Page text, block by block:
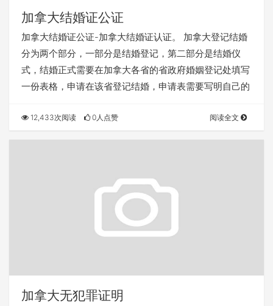
加拿大结婚证公证
加拿大结婚证公证-加拿大结婚证认证。 加拿大登记结婚
分为两个部分，一部分是结婚登记，第二部分是结婚仪
式，结婚正式需要在加拿大各省的省政府婚姻登记处填写
一份表格，申请在该省登记结婚，申请表需要写明自己的
12,433次阅读 0人点赞 阅读全文
加拿大无犯罪证明